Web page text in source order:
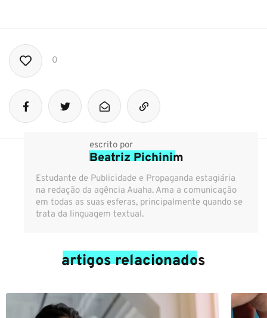
0
escrito por
Beatriz Pichinim
Estudante de Publicidade e Propaganda estagiária
na redação da agência Auaha. Ama a comunicação
em todas as suas esferas, principalmente quando se
trata da linguagem textual.
artigos relacionados